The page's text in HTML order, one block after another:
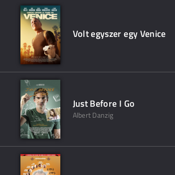
Volt egyszer egy Venice
Just Before I Go
Albert Danzig